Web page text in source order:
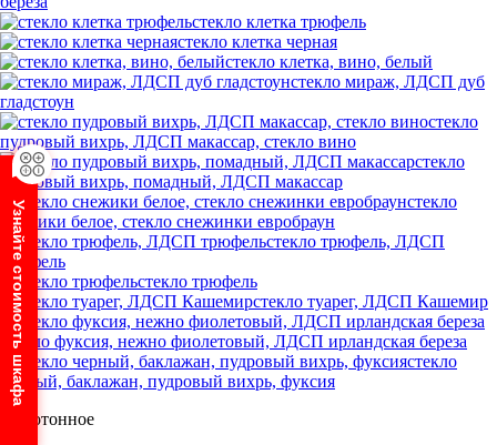
стекло клетка трюфель
стекло клетка черная
стекло клетка, вино, белый
стекло мираж, ЛДСП дуб
гладстоун
стекло
пудровый вихрь, ЛДСП макассар, стекло вино
стекло
пудровый вихрь, помадный, ЛДСП макассар
стекло
снежики белое, стекло снежинки евробраун
стекло трюфель, ЛДСП
трюфель
стекло трюфель
стекло туарег, ЛДСП Кашемир
стекло фуксия, нежно фиолетовый, ЛДСП ирландская береза
стекло
черный, баклажан, пудровый вихрь, фуксия
Однотонное
Узнайте стоимость шкафа